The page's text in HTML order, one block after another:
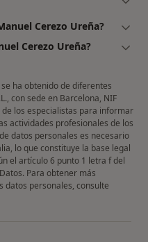
Cerezo Ureña?
Cerezo Ureña?
ha obtenido de diferentes
con sede en Barcelona, NIF
los especialistas para informar
actividades profesionales de los
datos personales es necesario
lo que constituye la base legal
el artículo 6 punto 1 letra f del
Para obtener más
datos personales, consulte